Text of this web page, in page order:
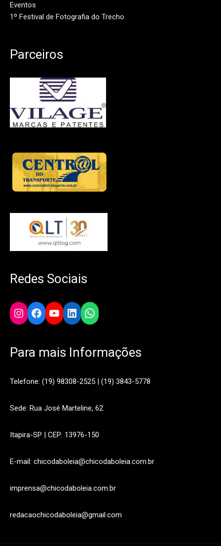
Eventos
1º Festival de Fotografia do Trecho
Parceiros
Redes Sociais
Instagram
Facebook
YouTube
LinkedIn
WhatsApp
Para mais Informações
Telefone: (19) 98308-2525 | (19) 3843-5778
Sede: Rua José Marteline, 62.
Itapira-SP | CEP: 13976-150
E-mail: chicodaboleia@chicodaboleia.com.br
imprensa@chicodaboleia.com.br
redacaochicodaboleia@gmail.com